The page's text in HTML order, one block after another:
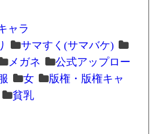
ャラ
サマすく(サマバケ)
メガネ
公式アップロー
女
版権・版権キャ
貧乳